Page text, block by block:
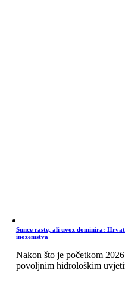
Sunce raste, ali uvoz dominira:
inozemstva
Nakon što je početkom
povoljnim hidrološkim